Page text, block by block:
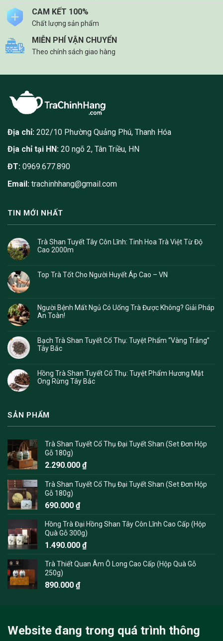
CAM KẾT 100%
Chất lượng sản phẩm
MIỄN PHÍ VẬN CHUYỂN
Theo chính sách giao hàng
Địa chỉ: 202/10 Phường Quảng Phú, Thanh Hóa
Địa chỉ tại HN: 20 ngõ 2, Tân Triều, HN
ĐT: 0969.677.890
Email: trachinhhang@gmail.com
TIN MỚI NHẤT
Trà Shan Tuyết Tây Côn Lĩnh: Tinh Hoa Trà Việt Từ Độ
Cao 2000m
Top Trà Tốt Cho Người Huyết Áp Cao – VN
Người Bệnh Mất Ngủ Có Uống Trà Được Không? Giải Pháp
An Toàn!
Bạch Trà Shan Tuyết Cổ Thụ: Tuyệt Phẩm “Vàng Trắng”
Tây Bắc
Hồng Trà Shan Tuyết Cổ Thụ: Tuyệt Phẩm Hương Mật
Ong Rừng Tây Bắc
SẢN PHẨM
Trà Shan Tuyết Cổ Thụ Đại Tuyết Shan (Set Đơn Hộp
Gỗ 180g)
2.290.000 ₫
Trà Shan Tuyết Cổ Thụ Đại Tuyết Shan (Set Đơn Hộp
Gỗ 180g)
690.000 ₫
Hồng Trà Đại Hồng Shan Tây Côn Lĩnh Cao Cấp (Hộp
Quà Gỗ 300g)
1.490.000 ₫
Trà Thiết Quan Âm Ô Long Cao Cấp (Hộp Quà Gỗ
250g)
890.000 ₫
Website đang trong quá trình thông